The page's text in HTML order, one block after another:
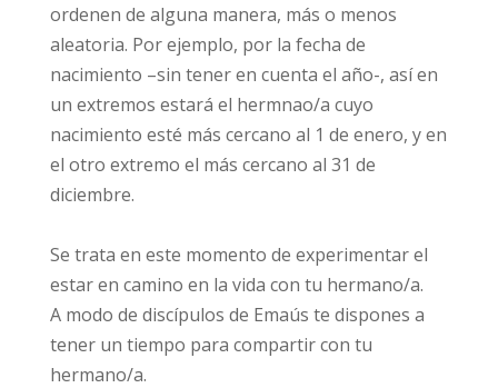
ordenen de alguna manera, más o menos
aleatoria. Por ejemplo, por la fecha de
nacimiento –sin tener en cuenta el año-, así en
un extremos estará el hermnao/a cuyo
nacimiento esté más cercano al 1 de enero, y en
el otro extremo el más cercano al 31 de
diciembre.
Se trata en este momento de experimentar el
estar en camino en la vida con tu hermano/a.
A modo de discípulos de Emaús te dispones a
tener un tiempo para compartir con tu
hermano/a.